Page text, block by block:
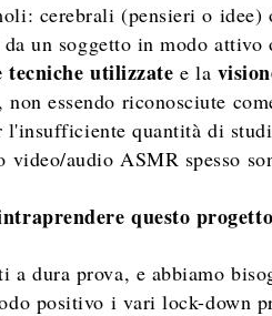
cerebrali (pensieri o idee)
un soggetto in modo attivo
tecniche utilizzate e la
, non essendo riconosciute
l'insufficiente quantità di
video/audio ASMR spesso
questo
a dura prova, e abbiamo
positivo i vari lock-down